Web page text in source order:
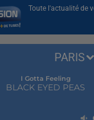
Toute l'actualité de
I Gotta Feeling
BLACK EYED PEAS
PARIS